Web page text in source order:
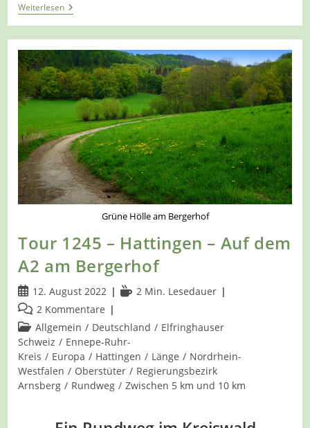
WeiterlesenTour
1274
–
Hattingen
–
Auf
Dem
A1
Westlich
Vom
Schulenberg
Grüne Hölle am Bergerhof
Tour 1245 – Hattingen – Auf dem
A2 am Bergerhof
Beitrag
veröffentlicht:
12. August 2022 Lesedauer:
2 Min. Lesedauer
Beitrags-
Kommentare:
2 Kommentare
Beitrags-
Kategorie:
Allgemein / Deutschland / Elfringhauser
Schweiz / Ennepe-Ruhr-
Kreis / Europa / Hattingen / Länge / Nordrhein-
Westfalen / Oberstüter / Regierungsbezirk
Arnsberg / Rundweg / Zwischen 5 km und 10 km